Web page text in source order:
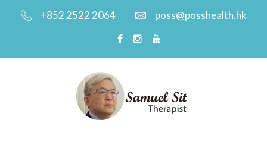
+852 2522 2064 poss@posshealth.hk